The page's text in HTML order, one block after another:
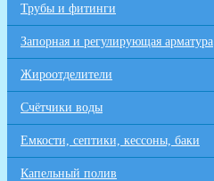
Трубы и фитинги
Запорная и регулирующая арматура
Жироотделители
Счётчики воды
Емкости, септики, кессоны, баки
Капельный полив